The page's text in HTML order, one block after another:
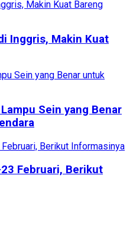
Inggris, Makin Kuat
Sein yang Benar
Februari, Berikut